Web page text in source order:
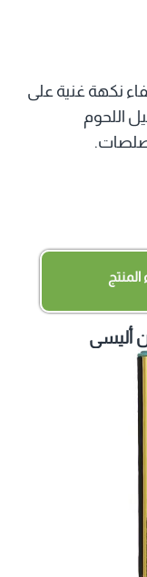
نكهة غنية على
اللحوم
أليسي